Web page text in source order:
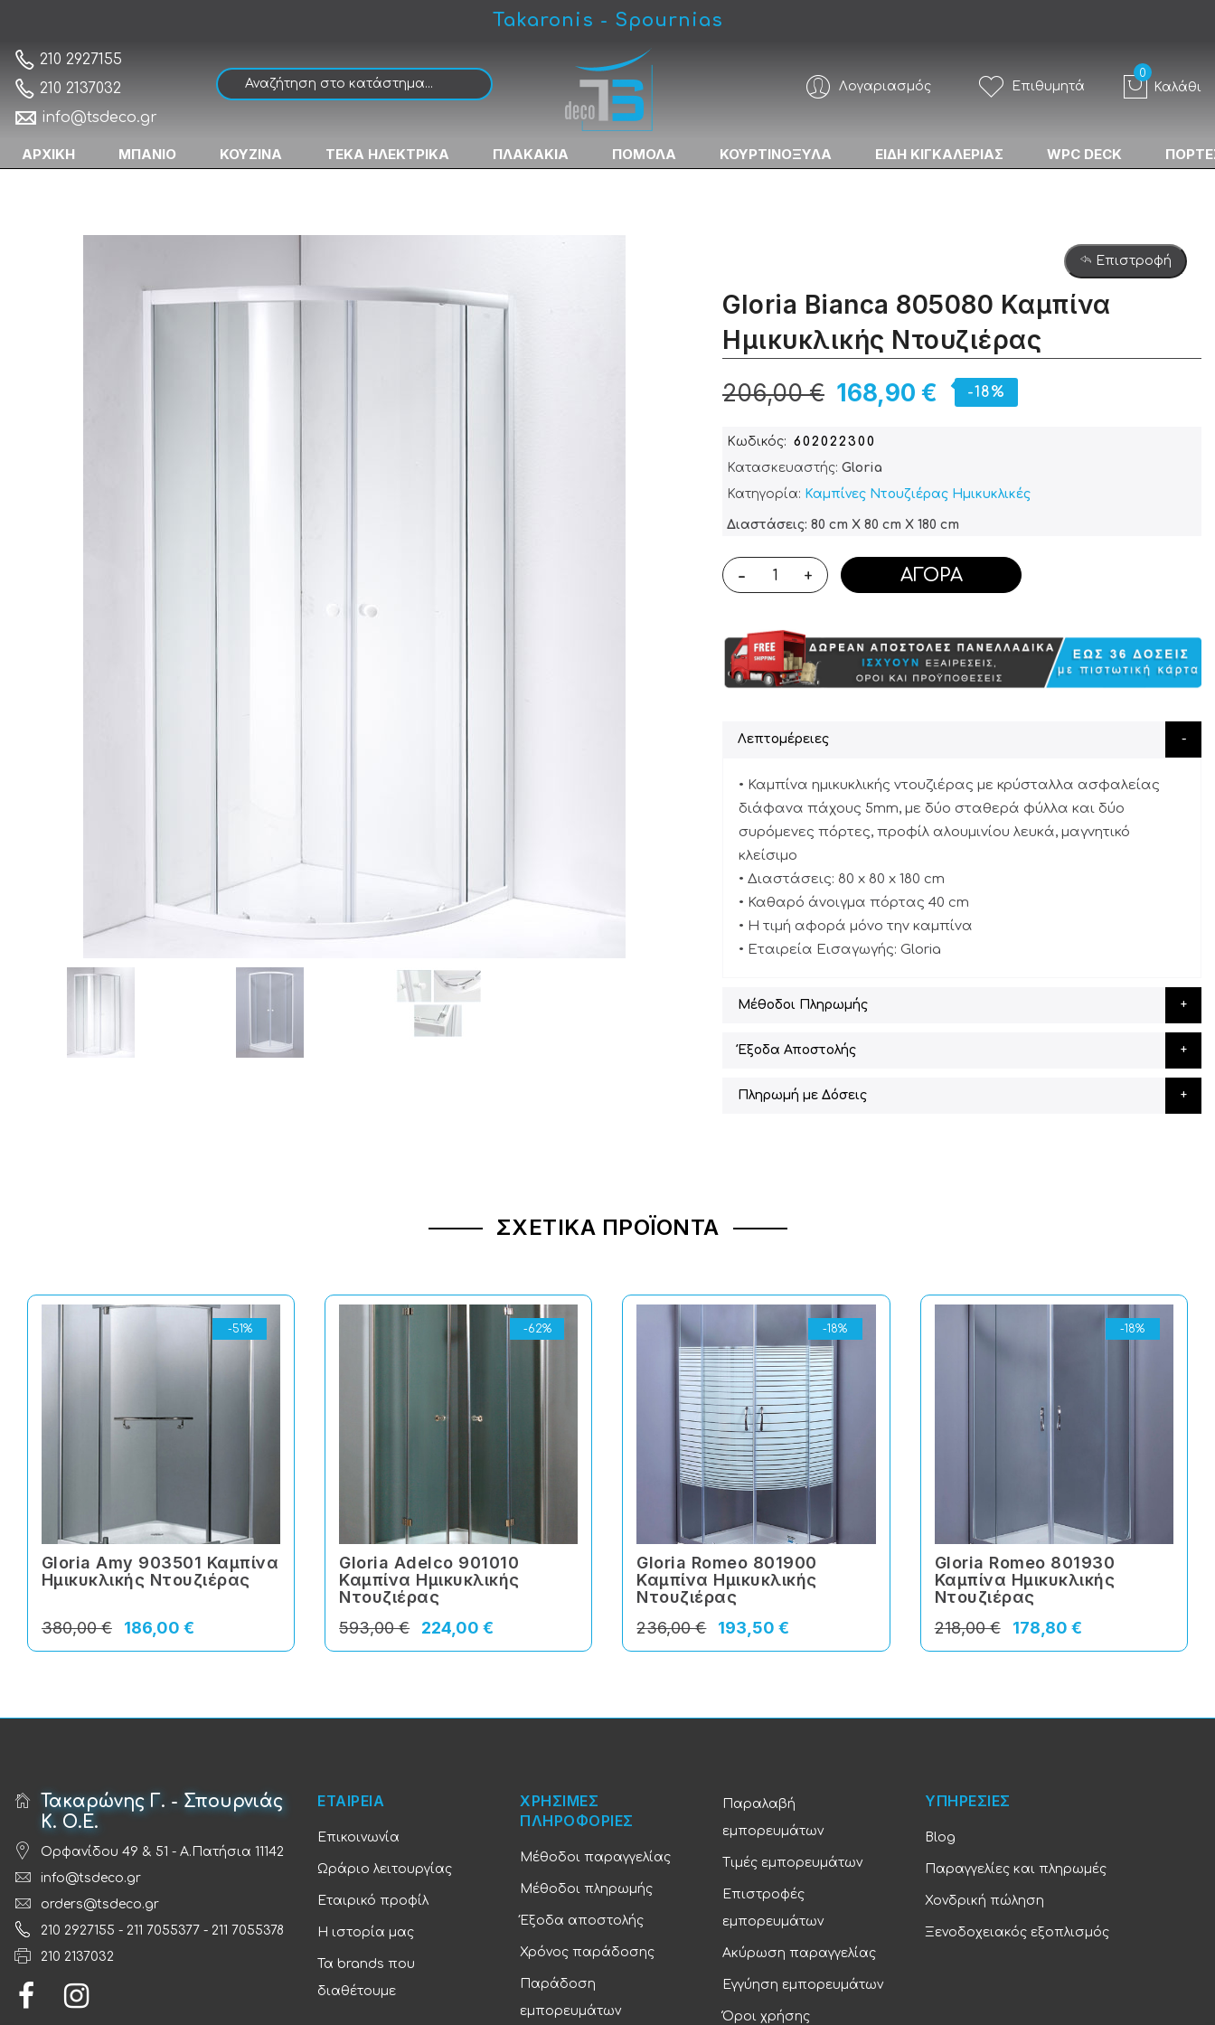
Takaronis - Spournias
210 2927155
210 2137032
info@tsdeco.gr
Λογαριασμός Επιθυμητά Καλάθι
ΑΡΧΙΚΗ ΜΠΑΝΙΟ ΚΟΥΖΙΝΑ ΤΕΚΑ ΗΛΕΚΤΡΙΚΑ ΠΛΑΚΑΚΙΑ ΠΟΜΟΛΑ ΚΟΥΡΤΙΝΟΞΥΛΑ ΕΙΔΗ ΚΙΓΚΑΛΕΡΙΑΣ WPC DECK
Gloria Bianca 805080 Καμπίνα Ημικυκλικής Nτουζιέρας
Επιστροφή
Gloria Bianca 805080 Καμπίνα
Ημικυκλικής Nτουζιέρας
168,90 €
206,00 € -18%
Κωδικός
602022300
Κατασκευαστής: Gloria
Κατηγορία: Καμπίνες Ντουζιέρας Ημικυκλικές
Διαστάσεις: 80 cm X 80 cm X 180 cm
- + ΑΓΟΡΆ
Λεπτομέρειες
• Καμπίνα ημικυκλικής ντουζιέρας με κρύσταλλα ασφαλείας
διάφανα πάχους 5mm, με δύο σταθερά φύλλα και δύο
συρόμενες πόρτες, προφίλ αλουμινίου λευκά, μαγνητικό
κλείσιμο
• Διαστάσεις: 80 x 80 x 180 cm
• Καθαρό άνοιγμα πόρτας 40 cm
• Η τιμή αφορά μόνο την καμπίνα
• Εταιρεία Εισαγωγής: Gloria
Μέθοδοι Πληρωμής
Έξοδα Αποστολής
Πληρωμή με Δόσεις
ΣΧΕΤΙΚΆ ΠΡΟΪΌΝΤΑ
-51%
Gloria Amy 903501 Καμπίνα
Ημικυκλικής Ντουζιέρας
186,00 €
380,00 €
-62%
Gloria Adelco 901010
Καμπίνα Ημικυκλικής
Ντουζιέρας
224,00 €
593,00 €
-18%
Gloria Romeo 801900
Καμπίνα Ημικυκλικής
Ντουζιέρας
193,50 €
236,00 €
-18%
Gloria Romeo 801930
Καμπίνα Ημικυκλικής
Ντουζιέρας
178,80 €
218,00 €
Τακαρώνης Γ. - Σπουρνιάς
Κ. Ο.Ε.
Ορφανίδου 49 & 51 - Α.Πατήσια 11142
info@tsdeco.gr
orders@tsdeco.gr
210 2927155 - 211 7055377 - 211 7055378
210 2137032
ΕΤΑΙΡΕΙΑ
Επικοινωνία
Ωράριο λειτουργίας
Εταιρικό προφίλ
Η ιστορία μας
Τα brands που
διαθέτουμε
ΧΡΗΣΙΜΕΣ
ΠΛΗΡΟΦΟΡΙΕΣ
Μέθοδοι παραγγελίας
Μέθοδοι πληρωμής
Έξοδα αποστολής
Χρόνος παράδοσης
Παράδοση
εμπορευμάτων
Παραλαβή
εμπορευμάτων
Τιμές εμπορευμάτων
Επιστροφές
εμπορευμάτων
Ακύρωση παραγγελίας
Εγγύηση εμπορευμάτων
Όροι χρήσης
ΥΠΗΡΕΣΙΕΣ
Blog
Παραγγελίες και πληρωμές
Χονδρική πώληση
Ξενοδοχειακός εξοπλισμός